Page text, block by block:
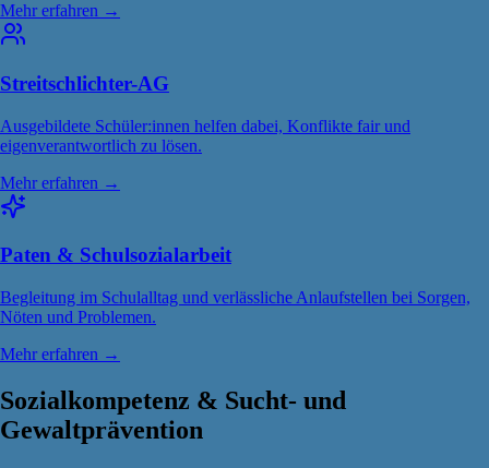
Mehr erfahren →
Streitschlichter-AG
Ausgebildete Schüler:innen helfen dabei, Konflikte fair und
eigenverantwortlich zu lösen.
Mehr erfahren →
Paten & Schulsozialarbeit
Begleitung im Schulalltag und verlässliche Anlaufstellen bei Sorgen,
Nöten und Problemen.
Mehr erfahren →
Sozialkompetenz & Sucht- und
Gewaltprävention